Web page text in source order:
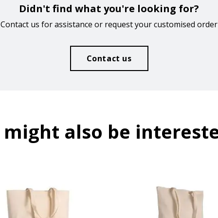
Didn't find what you're looking for?
Contact us for assistance or request your customised order
Contact us
might also be